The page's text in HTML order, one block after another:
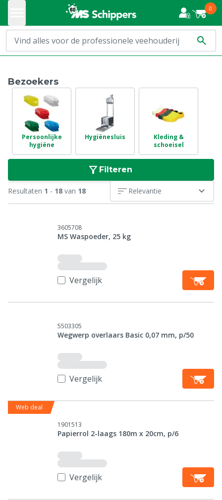
0
Bezoekers
Persoonlijke
hygiëne
Hygiënesluis
Kleding &
schoeisel
Filteren
Resultaten 1 - 18 van 18 Relevantie
3605708
MS Waspoeder, 25 kg
Vergelijk
5503305
Wegwerp overlaars Basic 0,07 mm, p/50
Vergelijk
Web deal
1901513
Papierrol 2-laags 180m x 20cm, p/6
Vergelijk